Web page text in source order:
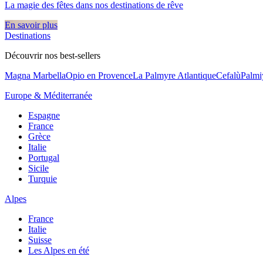
La magie des fêtes dans nos destinations de rêve​
En savoir plus
Destinations
Découvrir nos best-sellers
Magna MarbellaOpio en ProvenceLa Palmyre AtlantiqueCefalù
Europe & Méditerranée
Espagne
France
Grèce
Italie
Portugal
Sicile
Turquie
Alpes
France
Italie
Suisse
Les Alpes en été